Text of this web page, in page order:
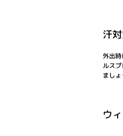
汗
外出
ルス
ましょ
ウ